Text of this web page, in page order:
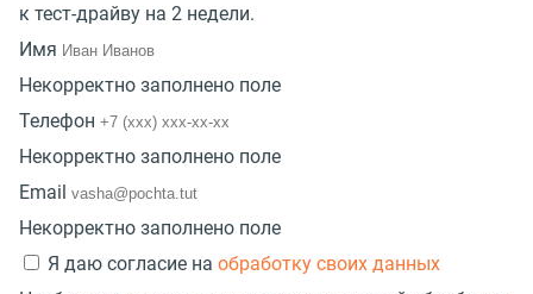
к тест-драйву на 2 недели.
Имя
Некорректно заполнено поле
Телефон
Некорректно заполнено поле
Email
Некорректно заполнено поле
Я даю согласие на обработку своих данных